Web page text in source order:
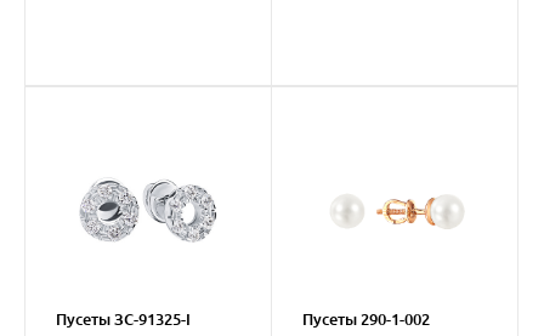
Пусеты ЗС-91325-I Пусеты 290-1-002